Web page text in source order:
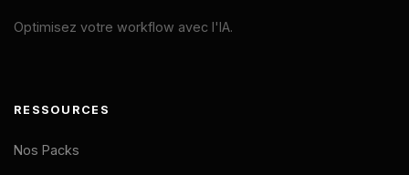
Optimisez votre workflow avec l'IA.
RESSOURCES
Nos Packs